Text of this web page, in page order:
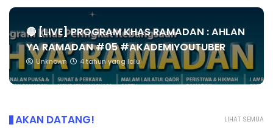
🔴 [LIVE] PROGRAM KHAS RAMADAN : AHLAN
YA RAMADAN #05 #AKADEMIYOUTUBER
Unknown 4 tahun yang lalu
LIHAT SEMUA
AKAN DATANG!